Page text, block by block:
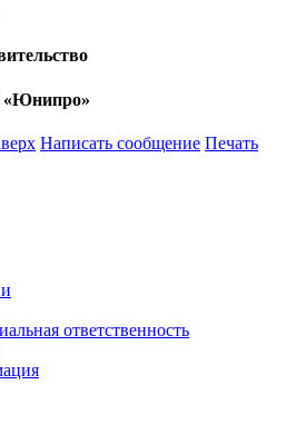
Написать сообщение Печать
ответственность